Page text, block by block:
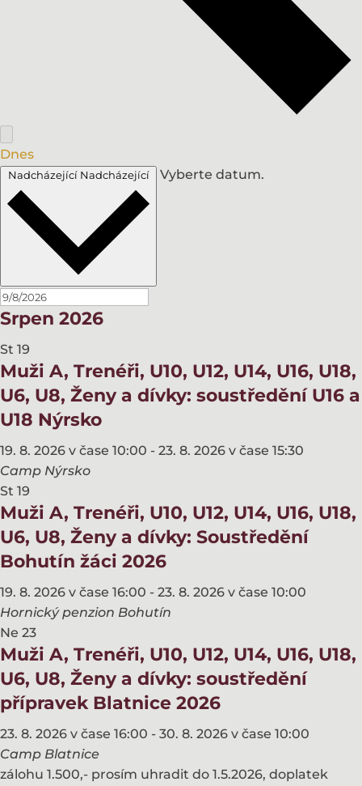
Dnes
Nadcházející Nadcházející Vyberte datum.
Srpen 2026
St 19
Muži A, Trenéři, U10, U12, U14, U16, U18,
U6, U8, Ženy a dívky: soustředění U16 a
U18 Nýrsko
19. 8. 2026 v čase 10:00 - 23. 8. 2026 v čase 15:30
Camp Nýrsko
St 19
Muži A, Trenéři, U10, U12, U14, U16, U18,
U6, U8, Ženy a dívky: Soustředění
Bohutín žáci 2026
19. 8. 2026 v čase 16:00 - 23. 8. 2026 v čase 10:00
Hornický penzion Bohutín
Ne 23
Muži A, Trenéři, U10, U12, U14, U16, U18,
U6, U8, Ženy a dívky: soustředění
přípravek Blatnice 2026
23. 8. 2026 v čase 16:00 - 30. 8. 2026 v čase 10:00
Camp Blatnice
zálohu 1.500,- prosím uhradit do 1.5.2026, doplatek